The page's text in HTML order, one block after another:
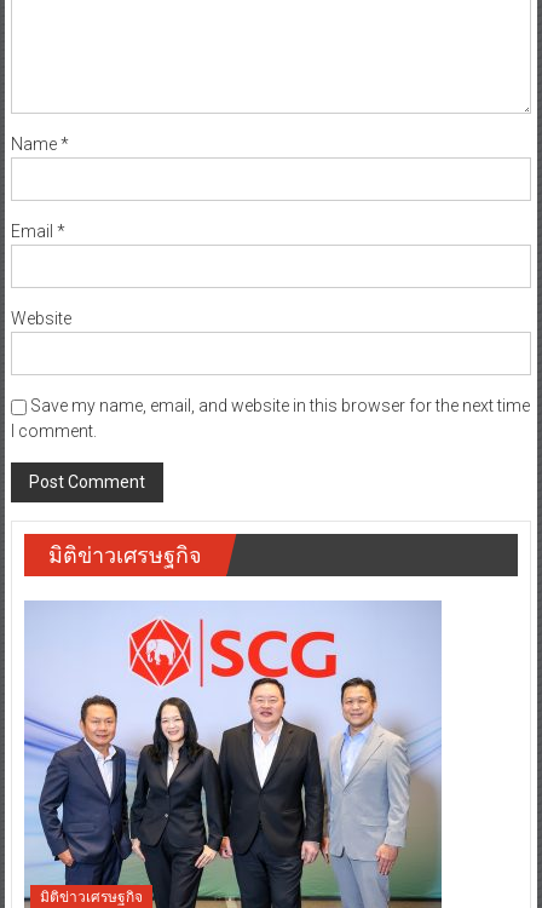
Name*
Email *
Website
Save my name, email, and website in this browser for the next time
I comment.
มิติข่าวเศรษฐกิจ
มิติข่าวเศรษฐกิจ